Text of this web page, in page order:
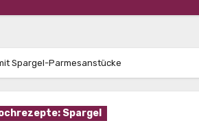
Spargel-Parmesanstücke
Spargel